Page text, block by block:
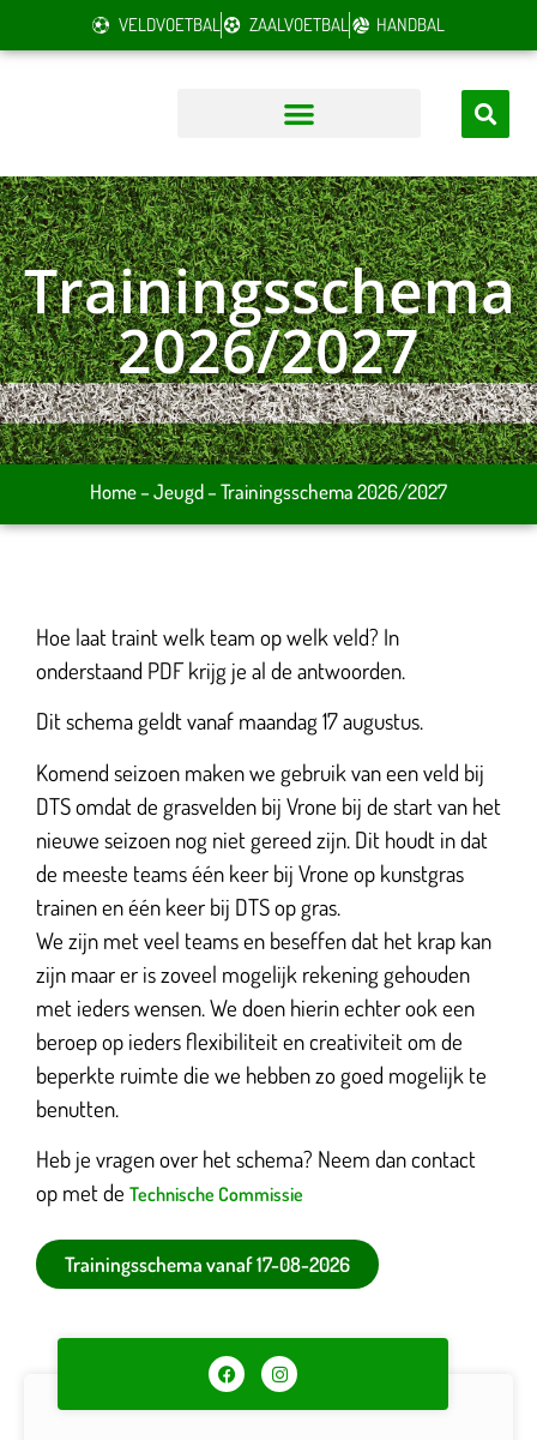
VELDVOETBAL ZAALVOETBAL HANDBAL
Trainingsschema
2026/2027
Home–Jeugd–Trainingsschema 2026/2027
Hoe laat traint welk team op welk veld? In
onderstaand PDF krijg je al de antwoorden.
Dit schema geldt vanaf maandag 17 augustus.
Komend seizoen maken we gebruik van een veld bij
DTS omdat de grasvelden bij Vrone bij de start van het
nieuwe seizoen nog niet gereed zijn. Dit houdt in dat
de meeste teams één keer bij Vrone op kunstgras
trainen en één keer bij DTS op gras.
We zijn met veel teams en beseffen dat het krap kan
zijn maar er is zoveel mogelijk rekening gehouden
met ieders wensen. We doen hierin echter ook een
beroep op ieders flexibiliteit en creativiteit om de
beperkte ruimte die we hebben zo goed mogelijk te
benutten.
Heb je vragen over het schema? Neem dan contact
op met de Technische Commissie
Trainingsschema vanaf 17-08-2026